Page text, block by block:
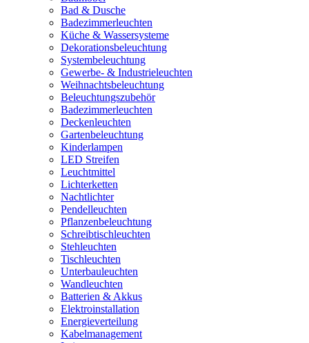
Bad & Dusche
Badezimmerleuchten
Küche & Wassersysteme
Dekorationsbeleuchtung
Systembeleuchtung
Gewerbe- & Industrieleuchten
Weihnachtsbeleuchtung
Beleuchtungszubehör
Badezimmerleuchten
Deckenleuchten
Gartenbeleuchtung
Kinderlampen
LED Streifen
Leuchtmittel
Lichterketten
Nachtlichter
Pendelleuchten
Pflanzenbeleuchtung
Schreibtischleuchten
Stehleuchten
Tischleuchten
Unterbauleuchten
Wandleuchten
Batterien & Akkus
Elektroinstallation
Energieverteilung
Kabelmanagement